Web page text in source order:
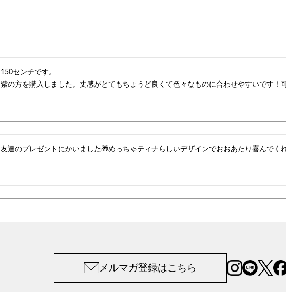
150センチです。
紫の方を購入しました。丈感がとてもちょうど良くて色々なものに合わせやすいです！
友達のプレゼントにかいました🎁めっちゃティナらしいデザインでおおあたり喜んでく
メルマガ登録はこちら